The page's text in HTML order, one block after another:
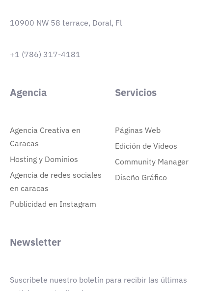
10900 NW 58 terrace, Doral, Fl
+1 (786) 317-4181
Agencia
Agencia Creativa en
Caracas
Hosting y Dominios
Agencia de redes sociales
en caracas
Publicidad en Instagram
Servicios
Páginas Web
Edición de Videos
Community Manager
Diseño Gráfico
Newsletter
Suscríbete nuestro boletín para recibir las últimas